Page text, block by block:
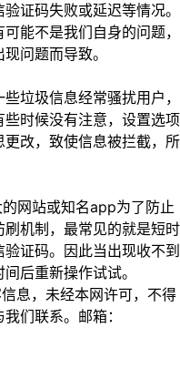
证码失败或延迟等情况。
能不是我们自身的问题，
问题而导致。
圾信息经常骚扰用户，
时候没有注意，设置选项
改，致使信息被拦截，所
网站或知名app为了防止
机制，最常见的就是短时
证码。因此当出现收不到
后重新操作试试。
息，未经本网许可，不得
们联系。邮箱：